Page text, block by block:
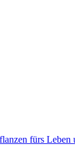
fürs Leben